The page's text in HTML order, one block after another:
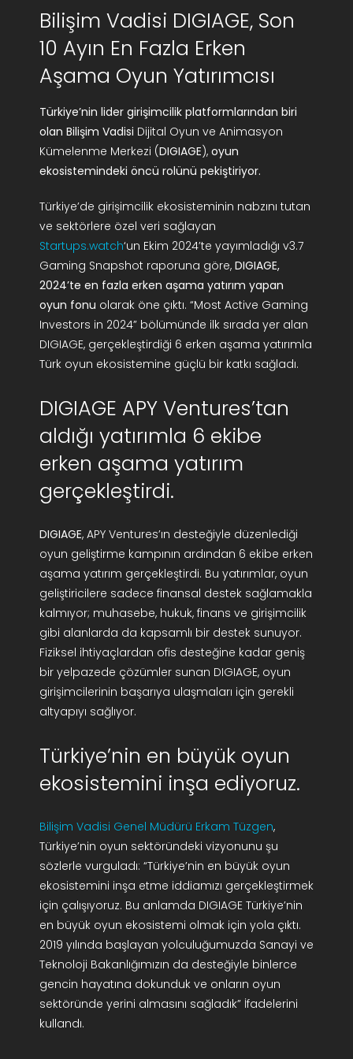
AR-GE Portal
Kariyer Portal
EN
Bilişim Vadisi DIGIAGE, Son
10 Ayın En Fazla Erken
Aşama Oyun Yatırımcısı
Türkiye’nin lider girişimcilik platformlarından biri
olan Bilişim Vadisi Dijital Oyun ve Animasyon
Kümelenme Merkezi (DIGIAGE), oyun
ekosistemindeki öncü rolünü pekiştiriyor.
Türkiye’de girişimcilik ekosisteminin nabzını tutan
ve sektörlere özel veri sağlayan
Startups.watch‘un Ekim 2024’te yayımladığı v3.7
Gaming Snapshot raporuna göre, DIGIAGE,
2024’te en fazla erken aşama yatırım yapan
oyun fonu olarak öne çıktı. “Most Active Gaming
Investors in 2024” bölümünde ilk sırada yer alan
DIGIAGE, gerçekleştirdiği 6 erken aşama yatırımla
Türk oyun ekosistemine güçlü bir katkı sağladı.
DIGIAGE APY Ventures’tan
aldığı yatırımla 6 ekibe
erken aşama yatırım
gerçekleştirdi.
DIGIAGE, APY Ventures’ın desteğiyle düzenlediği
oyun geliştirme kampının ardından 6 ekibe erken
aşama yatırım gerçekleştirdi. Bu yatırımlar, oyun
geliştiricilere sadece finansal destek sağlamakla
kalmıyor; muhasebe, hukuk, finans ve girişimcilik
gibi alanlarda da kapsamlı bir destek sunuyor.
Fiziksel ihtiyaçlardan ofis desteğine kadar geniş
bir yelpazede çözümler sunan DIGIAGE, oyun
girişimcilerinin başarıya ulaşmaları için gerekli
altyapıyı sağlıyor.
Türkiye’nin en büyük oyun
ekosistemini inşa ediyoruz.
Bilişim Vadisi Genel Müdürü Erkam Tüzgen,
Türkiye’nin oyun sektöründeki vizyonunu şu
sözlerle vurguladı: “Türkiye’nin en büyük oyun
ekosistemini inşa etme iddiamızı gerçekleştirmek
için çalışıyoruz. Bu anlamda DIGIAGE Türkiye’nin
en büyük oyun ekosistemi olmak için yola çıktı.
2019 yılında başlayan yolculuğumuzda Sanayi ve
Teknoloji Bakanlığımızın da desteğiyle binlerce
gencin hayatına dokunduk ve onların oyun
sektöründe yerini almasını sağladık” İfadelerini
kullandı.